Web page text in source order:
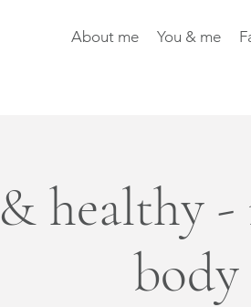
About me You & me
healthy -
body